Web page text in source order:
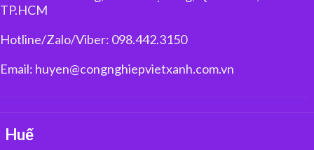
TP.HCM
Hotline/Zalo/Viber: 098.442.3150
Email: huyen@congnghiepvietxanh.com.vn
Huế